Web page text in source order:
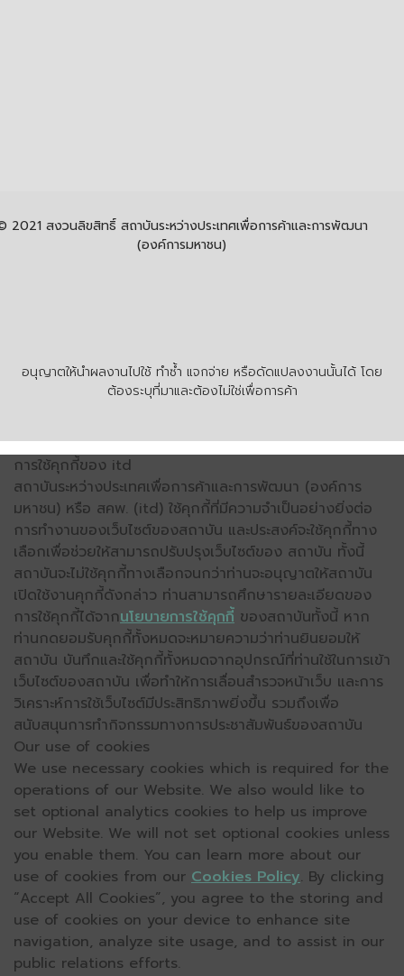
อนุญาตให้นำผลงานไปใช้ ทำซ้ำ แจกจ่าย หรือดัดแปลงงานนั้นได้ โดย
ต้องระบุที่มาและต้องไม่ใช่เพื่อการค้า
2021 สงวนลิขสิทธิ์ สถาบันระหว่างประเทศเพื่อการค้าและการพัฒนา
(องค์การมหาชน)
การใช้คุกกี้ของ itd
สถาบันระหว่างประเทศเพื่อการค้าและการพัฒนา (องค์การ
มหาชน) หรือ สคพ. (itd) ใช้คุกกี้ที่มีความจำเป็นอย่างยิ่งต่อ
การทำงานของเว็บไซต์ของสถาบัน และประสงค์จะใช้คุกกี้ทาง
เลือกเพื่อช่วยให้สามารถปรับปรุงเว็บไซต์ของ สถาบัน ทั้งนี้
สถาบันจะไม่ใช้คุกกี้ทางเลือกจนกว่าท่านจะอนุญาตให้สถาบัน
เปิดใช้งานคุกกี้ดังกล่าว ท่านสามารถศึกษารายละเอียดของ
การใช้คุกกี้ได้จากนโยบายการใช้คุกกี้ ของสถาบันทั้งนี้ หาก
ท่านกดยอมรับคุกกี้ทั้งหมดจะหมายความว่าท่านยินยอมให้
สถาบัน บันทึกและใช้คุกกี้ทั้งหมดจากอุปกรณ์ที่ท่านใช้ในการเข้า
เว็บไซต์ของสถาบัน เพื่อทำให้การเลื่อนสำรวจหน้าเว็บ และการ
วิเคราะห์การใช้เว็บไซต์มีประสิทธิภาพยิ่งขึ้น รวมถึงเพื่อ
สนับสนุนการทำกิจกรรมทางการประชาสัมพันธ์ของสถาบัน
Our use of cookies
We use necessary cookies which is required for the
operations of our Website. We also would like to
set optional analytics cookies to help us improve
our Website. We will not set optional cookies unless
you enable them. You can learn more about our
use of cookies from our Cookies Policy. By clicking
“Accept All Cookies”, you agree to the storing and
use of cookies on your device to enhance site
navigation, analyze site usage, and to assist in our
public relations efforts.